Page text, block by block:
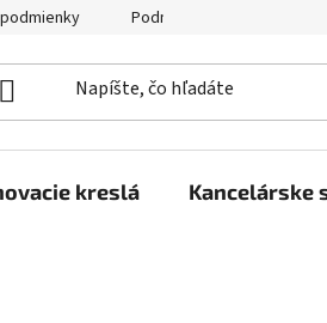
Podmienky ochrany
kreslá Kancelárske